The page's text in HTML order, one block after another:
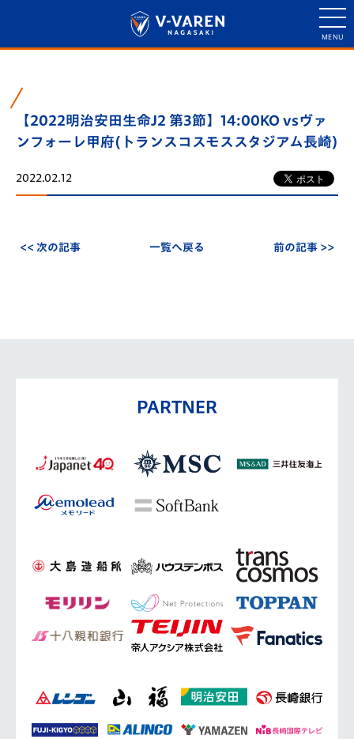
【2022明治安田生命J2 第3節】14:00KO vsヴァ
ンフォーレ甲府(トランスコスモススタジアム長崎)
2022.02.12
<< 次の記事 一覧へ戻る 前の記事 >>
PARTNER